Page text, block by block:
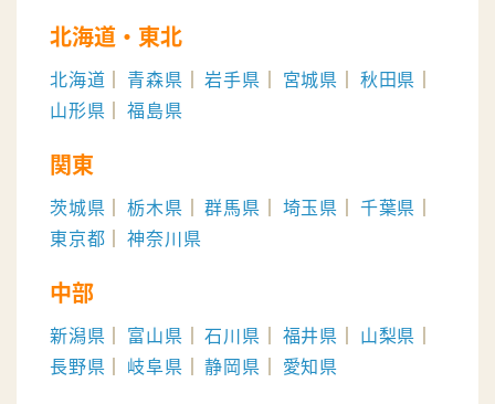
北海道・東北
北海道 青森県 岩手県 宮城県
秋田県
山形県
福島県
関東
茨城県 栃木県 群馬県 埼玉県
千葉県
東京都
神奈川県
中部
新潟県 富山県 石川県 福井県
山梨県
長野県
岐阜県 静岡県 愛知県